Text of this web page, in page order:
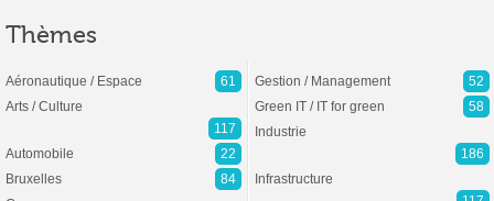
Thèmes
Aéronautique / Espace
61
Arts / Culture
117
Automobile
22
Bruxelles
84
Gestion / Management
52
Green IT / IT for green
58
Industrie
186
Infrastructure